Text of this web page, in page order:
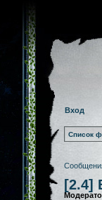
Вход
Список
[2.4]